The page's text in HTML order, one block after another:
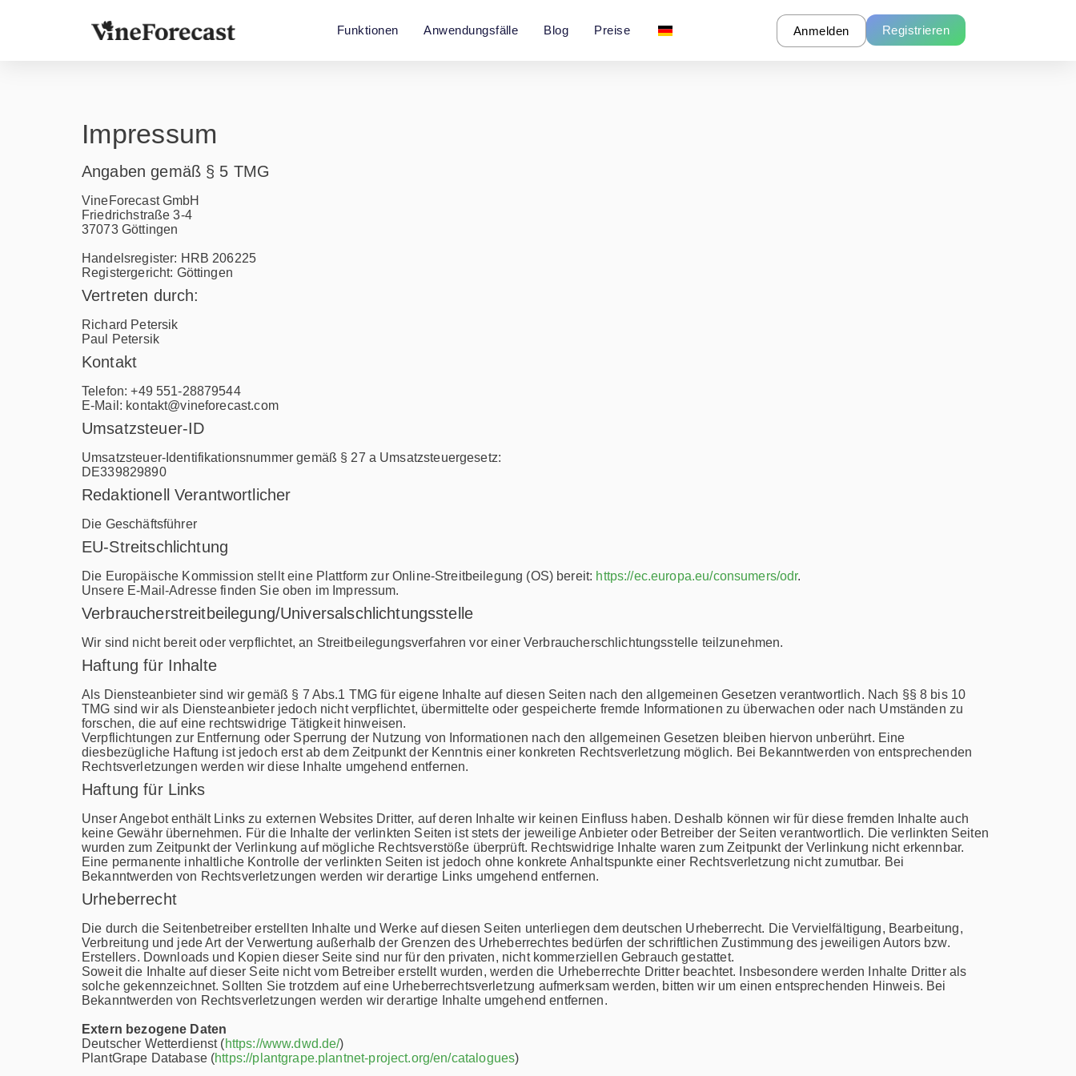
Funktionen Anwendungsfälle Blog Preise Anmelden Registrieren
Impressum
Angaben gemäß § 5 TMG
VineForecast GmbH
Friedrichstraße 3-4
37073 Göttingen
Handelsregister: HRB 206225
Registergericht: Göttingen
Vertreten durch:
Richard Petersik
Paul Petersik
Kontakt
Telefon: +49 551-28879544
E-Mail: kontakt@vineforecast.com
Umsatzsteuer-ID
Umsatzsteuer-Identifikationsnummer gemäß § 27 a Umsatzsteuergesetz:
DE339829890
Redaktionell Verantwortlicher
Die Geschäftsführer
EU-Streitschlichtung
Die Europäische Kommission stellt eine Plattform zur Online-Streitbeilegung (OS) bereit: https://ec.europa.eu/consumers/odr.
Unsere E-Mail-Adresse finden Sie oben im Impressum.
Verbraucher­streit­beilegung/Universal­schlichtungs­stelle
Wir sind nicht bereit oder verpflichtet, an Streitbeilegungsverfahren vor einer Verbraucherschlichtungsstelle teilzunehmen.
Haftung für Inhalte
Als Diensteanbieter sind wir gemäß § 7 Abs.1 TMG für eigene Inhalte auf diesen Seiten nach den allgemeinen Gesetzen verantwortlich. Nach §§ 8 bis 10
TMG sind wir als Diensteanbieter jedoch nicht verpflichtet, übermittelte oder gespeicherte fremde Informationen zu überwachen oder nach Umständen zu
forschen, die auf eine rechtswidrige Tätigkeit hinweisen.
Verpflichtungen zur Entfernung oder Sperrung der Nutzung von Informationen nach den allgemeinen Gesetzen bleiben hiervon unberührt. Eine
diesbezügliche Haftung ist jedoch erst ab dem Zeitpunkt der Kenntnis einer konkreten Rechtsverletzung möglich. Bei Bekanntwerden von entsprechenden
Rechtsverletzungen werden wir diese Inhalte umgehend entfernen.
Haftung für Links
Unser Angebot enthält Links zu externen Websites Dritter, auf deren Inhalte wir keinen Einfluss haben. Deshalb können wir für diese fremden Inhalte auch
keine Gewähr übernehmen. Für die Inhalte der verlinkten Seiten ist stets der jeweilige Anbieter oder Betreiber der Seiten verantwortlich. Die verlinkten Seiten
wurden zum Zeitpunkt der Verlinkung auf mögliche Rechtsverstöße überprüft. Rechtswidrige Inhalte waren zum Zeitpunkt der Verlinkung nicht erkennbar.
Eine permanente inhaltliche Kontrolle der verlinkten Seiten ist jedoch ohne konkrete Anhaltspunkte einer Rechtsverletzung nicht zumutbar. Bei
Bekanntwerden von Rechtsverletzungen werden wir derartige Links umgehend entfernen.
Urheberrecht
Die durch die Seitenbetreiber erstellten Inhalte und Werke auf diesen Seiten unterliegen dem deutschen Urheberrecht. Die Vervielfältigung, Bearbeitung,
Verbreitung und jede Art der Verwertung außerhalb der Grenzen des Urheberrechtes bedürfen der schriftlichen Zustimmung des jeweiligen Autors bzw.
Erstellers. Downloads und Kopien dieser Seite sind nur für den privaten, nicht kommerziellen Gebrauch gestattet.
Soweit die Inhalte auf dieser Seite nicht vom Betreiber erstellt wurden, werden die Urheberrechte Dritter beachtet. Insbesondere werden Inhalte Dritter als
solche gekennzeichnet. Sollten Sie trotzdem auf eine Urheberrechtsverletzung aufmerksam werden, bitten wir um einen entsprechenden Hinweis. Bei
Bekanntwerden von Rechtsverletzungen werden wir derartige Inhalte umgehend entfernen.
Extern bezogene Daten
Deutscher Wetterdienst (https://www.dwd.de/)
PlantGrape Database (https://plantgrape.plantnet-project.org/en/catalogues)